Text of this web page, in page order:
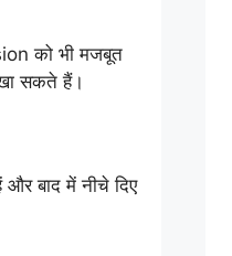
को भी मजबूत
सकते हैं।
बाद में नीचे दिए